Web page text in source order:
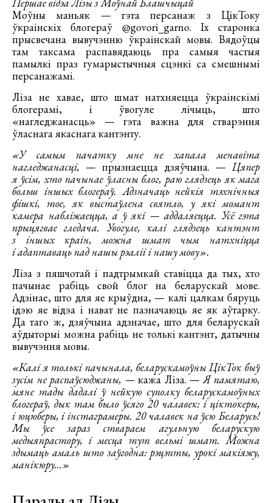
Моўны маньяк — гэта персанаж з ЦікТоку
ўкраінскіх блогераў @govori_garno. Іх старонка
прысвечана вывучэнню ўкраінскай мовы. Вядоўцы
там таксама распавядаюць пра самыя частыя
памылкі праз гумарыстычныя сцэнкі са смешнымі
персанажамі.
Ліза не хавае, што шмат натхняецца ўкраінскімі
блогерамі, і ўвогуле лічыць, што
«нагледжанасць» — гэта важна для стварэння
ўласнага якаснага кантэнту.
«У самым пачатку мне не хапала менавіта
нагледжанасці, — прызнаецца дзяўчына. — Цяпер
я ўсім, хто пачынае ўласны блог, раю глядзець як мага
больш іншых блогераў. Адзначаць нейкія тэхнічныя
фішкі, тое, як выстаўлена святло, у які момант
камера набліжаецца, а ў які — аддаляецца. Усё гэта
прыцягвае гледача. Увогуле, калі глядзець кантэнт
з іншых краін, можна шмат чым натхніцца
і адаптаваць пад нашы рэаліі і нашу мову».
Ліза з пяшчотай і падтрымкай ставіцца да тых, хто
пачынае рабіць свой блог на беларускай мове.
Адзінае, што для яе крыўдна, — калі цалкам бяруць
ідэю яе відэа і нават не пазначаюць яе як аўтарку.
Да таго ж, дзяўчына адзначае, што для беларускай
аўдыторыі можна рабіць не толькі кантэнт, датычны
вывучэння мовы.
«Калі я толькі пачынала, беларускамоўны ЦікТок быў
зусім не распаўсюджаны, — кажа Ліза. —Я памятаю,
мяне тады дадалі ў нейкую суполку беларускамоўных
блогераў, дык там было ўсяго 20 чалавек: і ціктокеры,
і юцюберы, і інстаграмеры. 20 чалавек на ўсю Беларусь!
Мы ўсе зараз ствараем агульную беларускую
медыяпрастору, і месца тут вельмі шмат. Можна
здымаць амаль што заўгодна: рэцэпты, урокі макіяжу,
манікюру...»